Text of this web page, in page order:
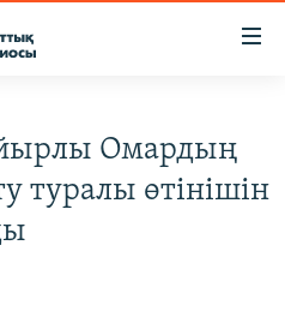
Омардың
туралы өтінішін